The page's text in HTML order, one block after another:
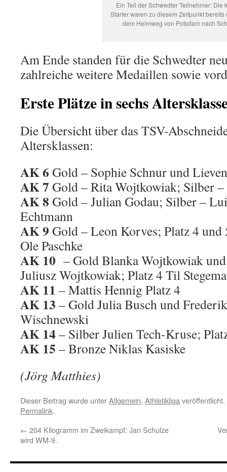
Ein Teil der Schwedter Teilnehmer: Die
Starter waren zu diesem Zeitpunkt bereits
dem Heimweg von Potsdam nach
Am Ende standen für die Schwedter
zahlreiche weitere Medaillen sowie
Erste Plätze in sechs
Die Übersicht über das TSV-
Altersklassen:
AK 6 Gold – Sophie Schnur und
AK 7 Gold – Rita Wojtkowiak; Silber –
AK 8 Gold – Julian Godau; Silber –
Echtmann
AK 9 Gold – Leon Korves; Platz 4
Ole Paschke
AK 10 – Gold Blanka Wojtkowiak
Juliusz Wojtkowiak; Platz 4 Til
AK 11 – Mattis Hennig Platz 4
AK 13 – Gold Julia Busch und
Wischnewski
AK 14 – Silber Julien Tech-Kruse;
AK 15 – Bronze Niklas Kasiske
(Jörg Matthies)
Dieser Beitrag wurde unterAllgemein, Athletikliga
Permalink.
← 204 Kilogramm im Zweikampf: Jan Schulze
wird WM-9.